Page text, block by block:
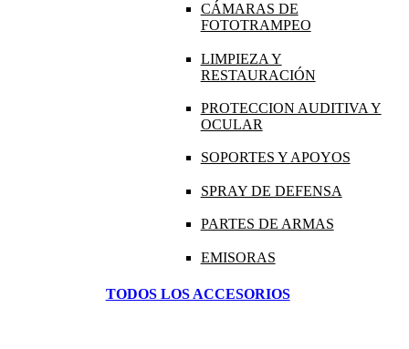
CÁMARAS DE
FOTOTRAMPEO
LIMPIEZA Y
RESTAURACIÓN
PROTECCION AUDITIVA Y
OCULAR
SOPORTES Y APOYOS
SPRAY DE DEFENSA
PARTES DE ARMAS
EMISORAS
TODOS LOS ACCESORIOS